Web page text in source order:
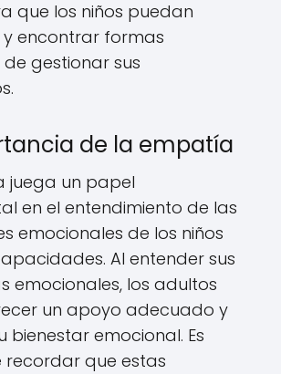
que los niños puedan
y encontrar formas
gestionar sus
de la empatía
juega un papel
en el entendimiento de las
emocionales de los niños
Al entender sus
emocionales, los adultos
un apoyo adecuado y
bienestar emocional. Es
que estas